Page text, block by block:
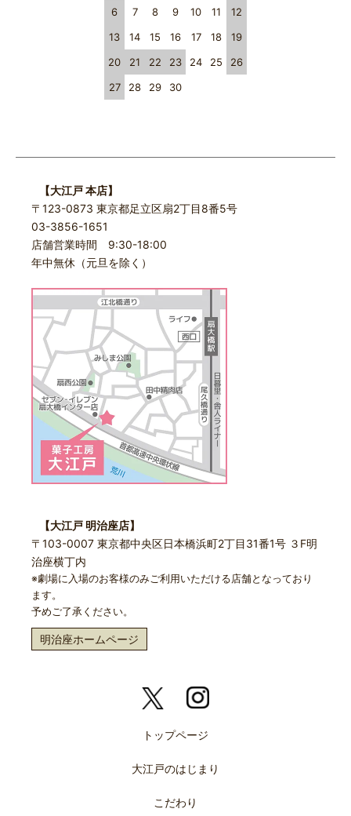
6
7 8 9 10 11
12
13
14 15 16 17 18
19
20
21 22 23 24 25
26
27
28 29 30
【大江戸 本店】
〒123-0873 東京都足立区扇2丁目8番5号
03-3856-1651
店舗営業時間 9:30-18:00
年中無休（元旦を除く）
【大江戸 明治座店】
〒103-0007 東京都中央区日本橋浜町2丁目31番1号 ３F明
治座横丁内
※劇場に入場のお客様のみご利用いただける店舗となっており
ます。
予めご了承ください。
明治座ホームページ
トップページ
大江戸のはじまり
こだわり